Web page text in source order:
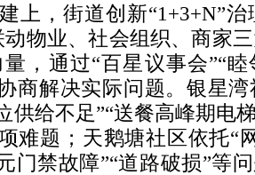
上，街道创新“1+3+N”
物业、社会组织、商家
，通过“百星议事会”“
商解决实际问题。银星
供给不足”“送餐高峰期电
难题；天鹅塘社区依托“
门禁故障”“道路破损”等